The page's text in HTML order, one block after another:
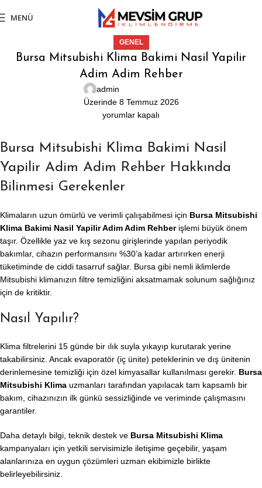
MENÜ
GENEL
Bursa Mitsubishi Klima Bakimi Nasil Yapilir
Adim Adim Rehber
admin
Üzerinde 8 Temmuz 2026
yorumlar kapalı
Bursa Mitsubishi Klima Bakimi Nasil
Yapilir Adim Adim Rehber Hakkında
Bilinmesi Gerekenler
Klimaların uzun ömürlü ve verimli çalışabilmesi için Bursa Mitsubishi
Klima Bakimi Nasil Yapilir Adim Adim Rehberişlemi büyük önem
taşır. Özellikle yaz ve kış sezonu girişlerinde yapılan periyodik
bakımlar, cihazın performansını %30’a kadar artırırken enerji
tüketiminde de ciddi tasarruf sağlar. Bursa gibi nemli iklimlerde
Mitsubishi klimanızın filtre temizliğini aksatmamak solunum sağlığınız
için de kritiktir.
Nasıl Yapılır?
Klima filtrelerini 15 günde bir ılık suyla yıkayıp kurutarak yerine
takabilirsiniz. Ancak evaporatör (iç ünite) peteklerinin ve dış ünitenin
derinlemesine temizliği için özel kimyasallar kullanılması gerekir. Bursa
Mitsubishi Klima uzmanları tarafından yapılacak tam kapsamlı bir
bakım, cihazınızın ilk günkü sessizliğinde ve veriminde çalışmasını
garantiler.
Daha detaylı bilgi, teknik destek ve Bursa Mitsubishi Klima
kampanyaları için yetkili servisimizle iletişime geçebilir, yaşam
alanlarınıza en uygun çözümleri uzman ekibimizle birlikte
belirleyebilirsiniz.